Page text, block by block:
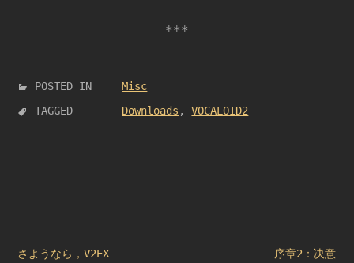
POSTED IN
Misc
TAGGED
Downloads ,VOCALOID2
文
さようなら，V2EX 序章2：决意